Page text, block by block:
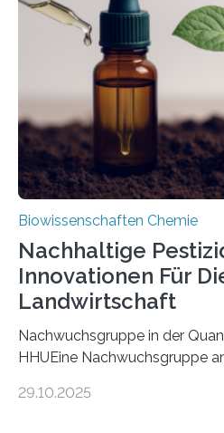
Art einer neuen Gattung
nun den Namen
fossile Nachweis einer
stellt gleichzeitig den ersten
Mückenlarve aus dem
Biowissenschaften Chemie
Nachhaltige
Innovationen Für
Landwirtschaft
Nachwuchsgruppe in der
HHUEine Nachwuchsgruppe
fünf Jahren erforschen, wie
29.10.2025